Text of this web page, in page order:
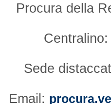
Procura della
Sede
Email: